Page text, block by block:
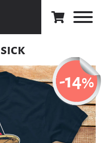
-14%